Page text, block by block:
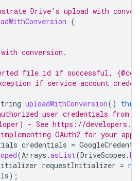
Drive's upload with
{
conversion.
file id if successful,
if service account
uploadWithConversion()
user credentials from
- See https://
OAuth2 for your
credentials =
(Arrays .asList(DriveScopes .
requestInitializer = new
);